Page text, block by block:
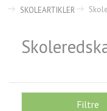
SKOLEARTIKLER
Filtre